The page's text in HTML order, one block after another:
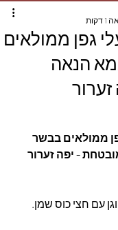
גפן ממולאים
הנאה
ממולאים בבשר
- יפה זערור
עם חצי כוס שמן.